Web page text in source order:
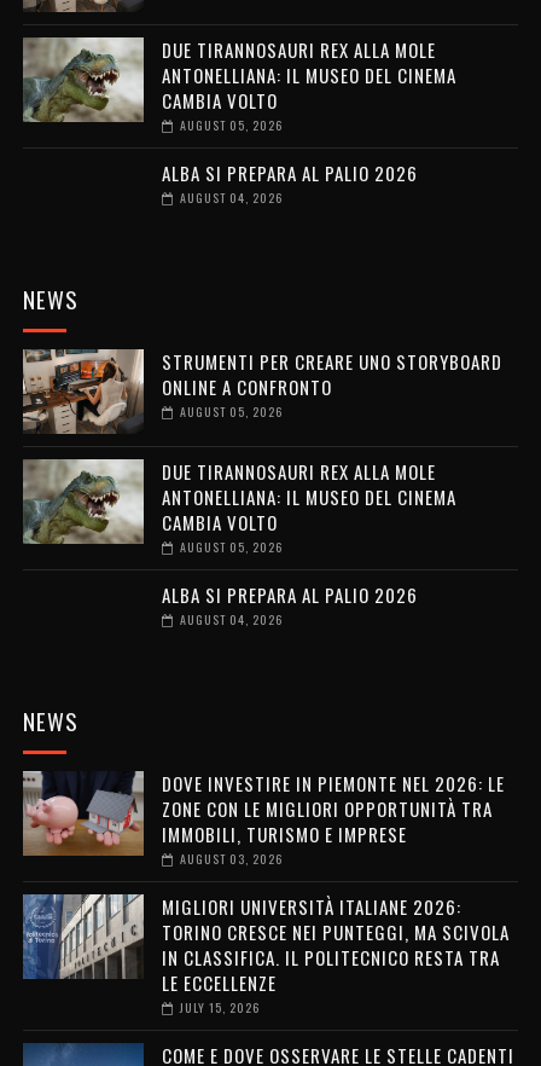
DUE TIRANNOSAURI REX ALLA MOLE
ANTONELLIANA: IL MUSEO DEL CINEMA
CAMBIA VOLTO
AUGUST 05, 2026
ALBA SI PREPARA AL PALIO 2026
AUGUST 04, 2026
NEWS
STRUMENTI PER CREARE UNO STORYBOARD
ONLINE A CONFRONTO
AUGUST 05, 2026
DUE TIRANNOSAURI REX ALLA MOLE
ANTONELLIANA: IL MUSEO DEL CINEMA
CAMBIA VOLTO
AUGUST 05, 2026
ALBA SI PREPARA AL PALIO 2026
AUGUST 04, 2026
NEWS
DOVE INVESTIRE IN PIEMONTE NEL 2026: LE
ZONE CON LE MIGLIORI OPPORTUNITÀ TRA
IMMOBILI, TURISMO E IMPRESE
AUGUST 03, 2026
MIGLIORI UNIVERSITÀ ITALIANE 2026:
TORINO CRESCE NEI PUNTEGGI, MA SCIVOLA
IN CLASSIFICA. IL POLITECNICO RESTA TRA
LE ECCELLENZE
JULY 15, 2026
COME E DOVE OSSERVARE LE STELLE CADENTI